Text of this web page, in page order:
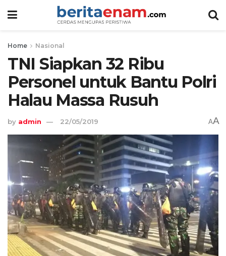
Home Nasional
TNI Siapkan 32 Ribu
Personel untuk Bantu Polri
Halau Massa Rusuh
by admin 22/05/2019 AA